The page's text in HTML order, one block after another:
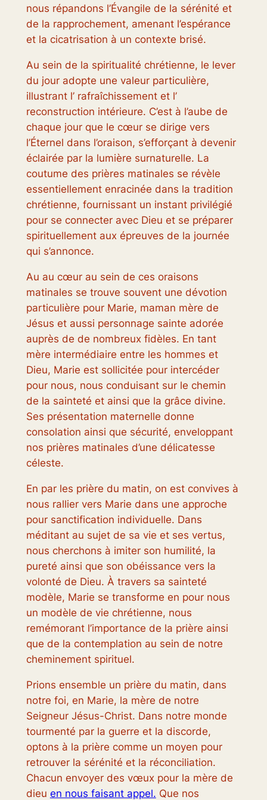
nous répandons l’Évangile de la sérénité et
de la rapprochement, amenant l’espérance
et la cicatrisation à un contexte brisé.
Au sein de la spiritualité chrétienne, le lever
du jour adopte une valeur particulière,
illustrant l’ rafraîchissement et l’
reconstruction intérieure. C’est à l’aube de
chaque jour que le cœur se dirige vers
l’Éternel dans l’oraison, s’efforçant à devenir
éclairée par la lumière surnaturelle. La
coutume des prières matinales se révèle
essentiellement enracinée dans la tradition
chrétienne, fournissant un instant privilégié
pour se connecter avec Dieu et se préparer
spirituellement aux épreuves de la journée
qui s’annonce.
Au au cœur au sein de ces oraisons
matinales se trouve souvent une dévotion
particulière pour Marie, maman mère de
Jésus et aussi personnage sainte adorée
auprès de de nombreux fidèles. En tant
mère intermédiaire entre les hommes et
Dieu, Marie est sollicitée pour intercéder
pour nous, nous conduisant sur le chemin
de la sainteté et ainsi que la grâce divine.
Ses présentation maternelle donne
consolation ainsi que sécurité, enveloppant
nos prières matinales d’une délicatesse
céleste.
En par les prière du matin, on est convives à
nous rallier vers Marie dans une approche
pour sanctification individuelle. Dans
méditant au sujet de sa vie et ses vertus,
nous cherchons à imiter son humilité, la
pureté ainsi que son obéissance vers la
volonté de Dieu. À travers sa sainteté
modèle, Marie se transforme en pour nous
un modèle de vie chrétienne, nous
remémorant l’importance de la prière ainsi
que de la contemplation au sein de notre
cheminement spirituel.
Prions ensemble un prière du matin, dans
notre foi, en Marie, la mère de notre
Seigneur Jésus-Christ. Dans notre monde
tourmenté par la guerre et la discorde,
optons à la prière comme un moyen pour
retrouver la sérénité et la réconciliation.
Chacun envoyer des vœux pour la mère de
dieu en nous faisant appel. Que nos